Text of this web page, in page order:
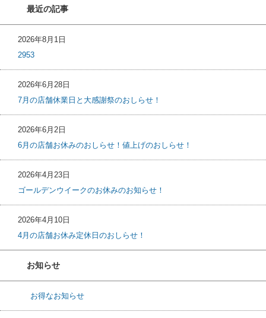
最近の記事
2026年8月1日
2953
2026年6月28日
7月の店舗休業日と大感謝祭のおしらせ！
2026年6月2日
6月の店舗お休みのおしらせ！値上げのおしらせ！
2026年4月23日
ゴールデンウイークのお休みのお知らせ！
2026年4月10日
4月の店舗お休み定休日のおしらせ！
お知らせ
お得なお知らせ